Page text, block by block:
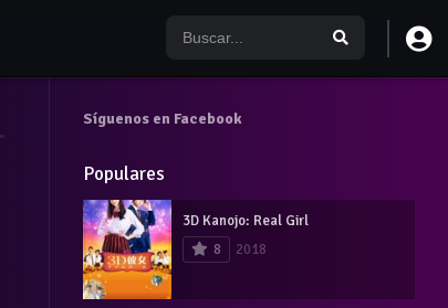
Síguenos en Facebook
Populares
3D Kanojo: Real Girl
8
2018